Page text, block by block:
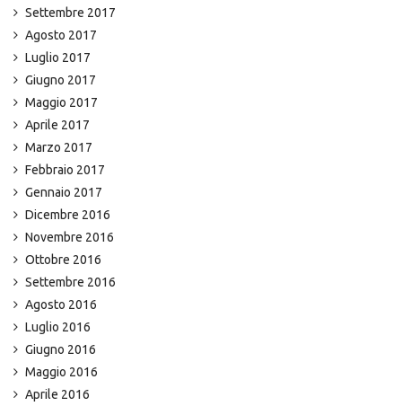
Settembre 2017
Agosto 2017
Luglio 2017
Giugno 2017
Maggio 2017
Aprile 2017
Marzo 2017
Febbraio 2017
Gennaio 2017
Dicembre 2016
Novembre 2016
Ottobre 2016
Settembre 2016
Agosto 2016
Luglio 2016
Giugno 2016
Maggio 2016
Aprile 2016